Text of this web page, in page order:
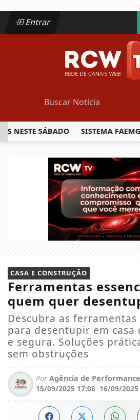
Entrar
SÁBADO SISTEMA FAEMG
CASA E CONSTRUÇÃO
Ferramentas
quem quer
Descubra as
para desentupir em casa
e segura. Soluções
sem obstruções
Por Agência de
15/09/2025 17:08 16/09/2025